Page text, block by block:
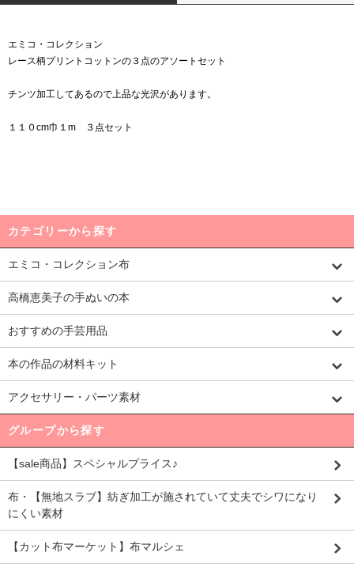
エミコ・コレクション
レース柄プリントコットンの３点のアソートセット
チンツ加工してあるので上品な光沢があります。
１１０cm巾１m ３点セット
カテゴリーから探す
エミコ・コレクション布
高橋恵美子の手ぬいの本
おすすめの手芸用品
本の作品の材料キット
アクセサリー・パーツ素材
グループから探す
【sale商品】スペシャルプライス♪
布・【無地スラブ】紡ぎ加工が施されていて丈夫でシワになり
にくい素材
【カット布マーケット】布マルシェ